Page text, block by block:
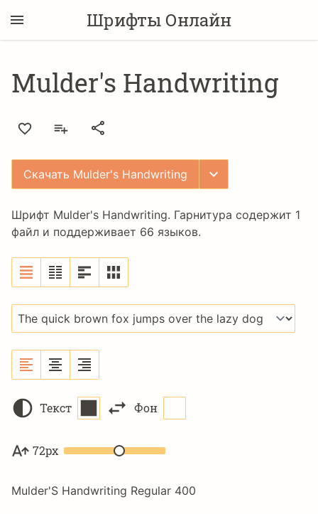
Шрифты Онлайн
Mulder's Handwriting
Скачать Mulder's Handwriting
Шрифт Mulder's Handwriting. Гарнитура содержит 1
файл и поддерживает 66 языков.
Текст Фон
72px
Mulder'S Handwriting Regular 400